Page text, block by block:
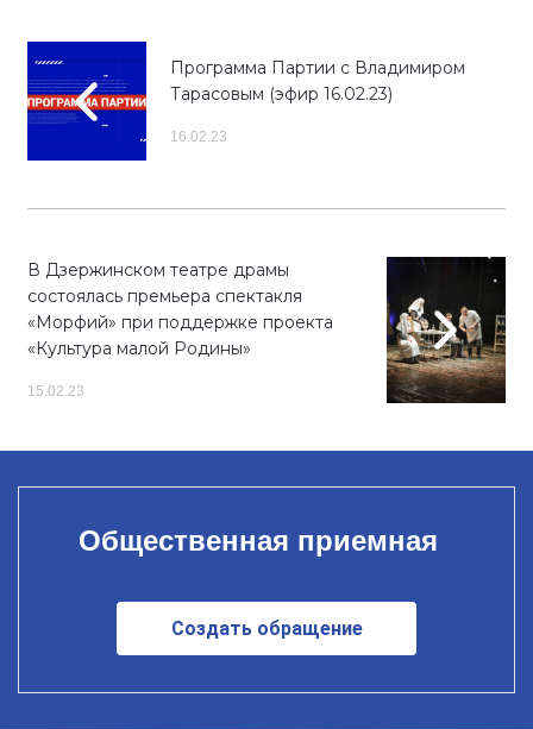
Программа Партии с Владимиром
Тарасовым (эфир 16.02.23)
16.02.23
В Дзержинском театре драмы
состоялась премьера спектакля
«Морфий» при поддержке проекта
«Культура малой Родины»
15.02.23
Общественная приемная
Создать обращение